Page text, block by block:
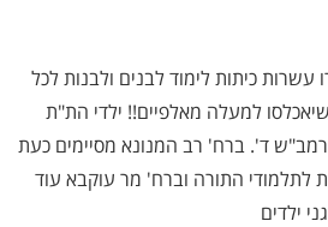
החדשה ד'2 ימסרו עשרות כיתות לימוד לבנים ולבנות לכל
למעלה מאלפיים!! ילדי הת"ת
ד'. ברח' רב המנונא מסיימים כעת
של 55 (!) כיתות לתלמודי התורה וברח' מר עוקבא עוד